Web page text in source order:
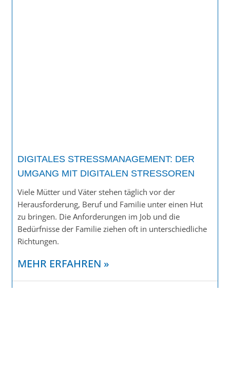
DIGITALES STRESSMANAGEMENT: DER
UMGANG MIT DIGITALEN STRESSOREN
Viele Mütter und Väter stehen täglich vor der
Herausforderung, Beruf und Familie unter einen Hut
zu bringen. Die Anforderungen im Job und die
Bedürfnisse der Familie ziehen oft in unterschiedliche
Richtungen.
MEHR ERFAHREN »